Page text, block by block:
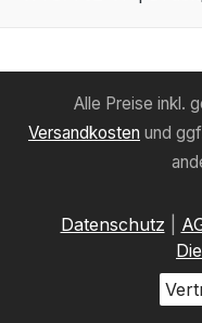
Alle Preise inkl.
Versandkosten und
Datenschutz